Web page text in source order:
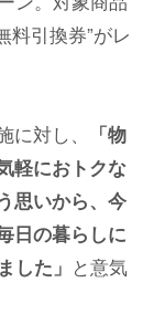
料引換券”がレ
対し、
「物
軽におトクな
思いから、今
日の暮らしに
した」 と意気